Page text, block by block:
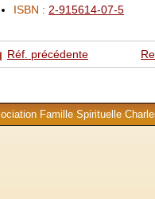
ISBN : 2-915614-07-5
Réf. précédente
Famille Spirituelle